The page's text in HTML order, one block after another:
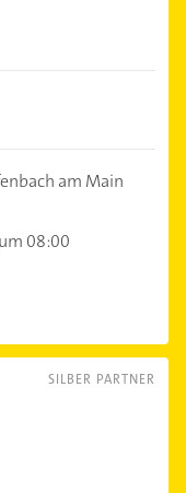
am Main
08:00
SILBER PARTNER